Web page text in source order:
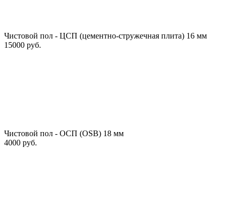
Чистовой пол - ЦСП (цементно-стружечная плита) 16 мм
15000 руб.
Чистовой пол - ОСП (OSB) 18 мм
4000 руб.